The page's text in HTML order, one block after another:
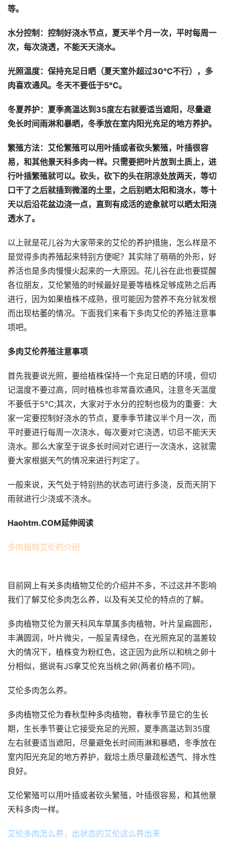
等。
水分控制：控制好浇水节点，夏天半个月一次，平时每周一
次，每次浇透，不能天天浇水。
光照温度：保持充足日晒（夏天室外超过30℃不行），多
肉喜欢通风。冬天不要低于5℃。
冬夏养护：夏季高温达到35度左右就要适当遮阳，尽量避
免长时间雨淋和暴晒，冬季放在室内阳光充足的地方养护。
繁殖方法：艾伦繁殖可以用叶插或者砍头繁殖，叶插很容
易，和其他景天科多肉一样。只需要把叶片放到土质上，进
行叶插繁殖就可以。砍头，砍下的头在阴凉处放两天，等切
口干了之后就插到微湿的土里，之后别晒太阳和浇水，等十
天以后沿花盆边浇一点，直到有成活的迹象就可以晒太阳浇
透水了。
以上就是花儿谷为大家带来的艾伦的养护措施，怎么样是不
是觉得多肉养殖起来特别方便呢？其实除了萌萌的外形，好
养活也是多肉慢慢火起来的一大原因。花儿谷在此也要提醒
各位朋友，艾伦繁殖的时候最好是要等植株足够成熟之后再
进行，因为如果植株不成熟，很可能因为营养不充分就发根
而出现枯萎的情况。下面我们来看下多肉艾伦的养殖注意事
项吧。
多肉艾伦养殖注意事项
首先我要说光照，要给植株保持一个充足日晒的环境，但切
记温度不要过高，同时植株也非常喜欢通风，注意冬天温度
不要低于5℃;其次，大家对于水分的控制也极为的重要：大
家一定要控制好浇水的节点，夏季季节建议半个月一次，而
平时要进行每周一次浇水，每次要对它浇透，切忌不能天天
浇水。那么大家至于说多长时间对它进行一次浇水，这就需
要大家根据天气的情况来进行判定了。
一般来说，天气处于特别热的状态可进行多浇，反而天阴下
雨就进行少浇或不浇水。
Haohtm.COM延伸阅读
多肉植物艾伦的介绍
目前网上有关多肉植物艾伦的介绍并不多，不过这并不影响
我们了解艾伦多肉怎么养，以及有关艾伦的特点的了解。
多肉植物艾伦为景天科风车草属多肉植物，叶片呈扁圆形，
丰满圆润，叶片微尖，一般呈青绿色，在光照充足的温差较
大的情况下，植株变为粉红色，这正因为此所以和桃之卵十
分相似，据说有JS拿艾伦充当桃之卵(两者价格不同)。
艾伦多肉怎么养。
多肉植物艾伦为春秋型种多肉植物，春秋季节是它的生长
期，生长季节要让它接受充足的光照，夏季高温达到35度
左右就要适当遮阳，尽量避免长时间雨淋和暴晒，冬季放在
室内阳光充足的地方养护，栽培土质尽量疏松透气、排水性
良好。
艾伦繁殖可以用叶插或者砍头繁殖，叶插很容易，和其他景
天科多肉一样。
艾伦多肉怎么养，出状态的艾伦这么养出来